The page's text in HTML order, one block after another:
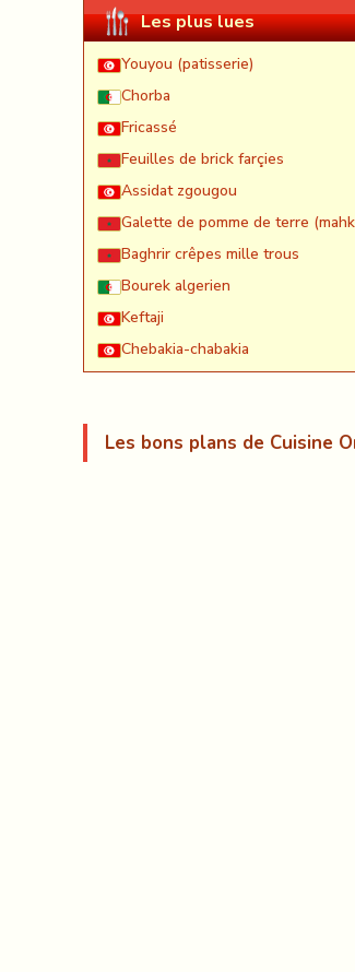
Les plus lues
Youyou (patisserie)
Chorba
Fricassé
Feuilles de brick farçies
Assidat zgougou
Galette de pomme de terre
Baghrir crêpes mille trous
Bourek algerien
Keftaji
Chebakia-chabakia
Les bons plans de Cuisine